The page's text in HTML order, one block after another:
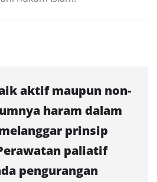
aktif maupun non-
haram dalam
prinsip
paliatif
pengurangan